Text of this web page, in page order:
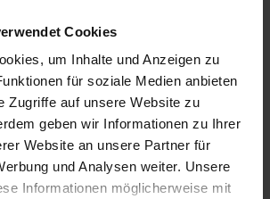
Cookies
um Inhalte und Anzeigen zu
für soziale Medien anbieten
Zugriffe auf unsere Website zu
geben wir Informationen zu Ihrer
Website an unsere Partner für
und Analysen weiter. Unsere
Informationen möglicherweise mit
gibt es in der Mobilitätszentrale
den Verkehrsunternehmen. Dort
hier: www.nah.sh/fl-sl.
NAH.SH GmbH